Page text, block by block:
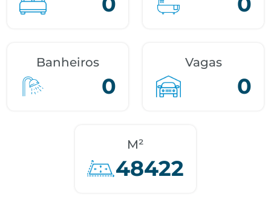
Banheiros
0
Vagas
0
M²
48422